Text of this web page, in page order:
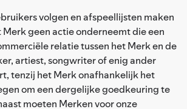
volgen en afspeellijsten maken
Merk geen actie onderneemt die een
relatie tussen het Merk en de
artiest, songwriter of enig ander
tenzij het Merk onafhankelijk het
om een dergelijke goedkeuring te
moeten Merken voor onze